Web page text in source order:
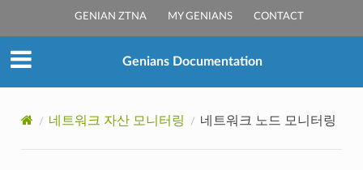
GENIAN ZTNA MY GENIANS CONTACT
Genians Documentation
네트워크 자산 모니터링 네트워크 노드 모니터링